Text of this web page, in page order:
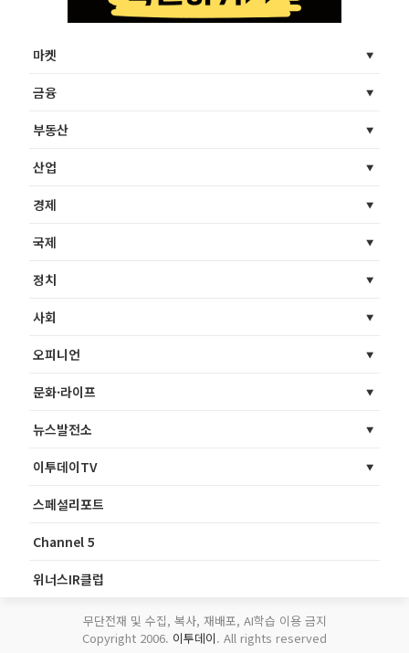
마켓
금융
부동산
산업
경제
국제
정치
사회
오피니언
문화·라이프
뉴스발전소
이투데이TV
스페셜리포트
Channel 5
위너스IR클럽
무단전재 및 수집, 복사, 재배포, AI학습 이용 금지
Copyright 2006. 이투데이. All rights reserved